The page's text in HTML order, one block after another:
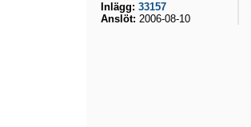
Inlägg: 33157
Anslöt: 2006-08-10